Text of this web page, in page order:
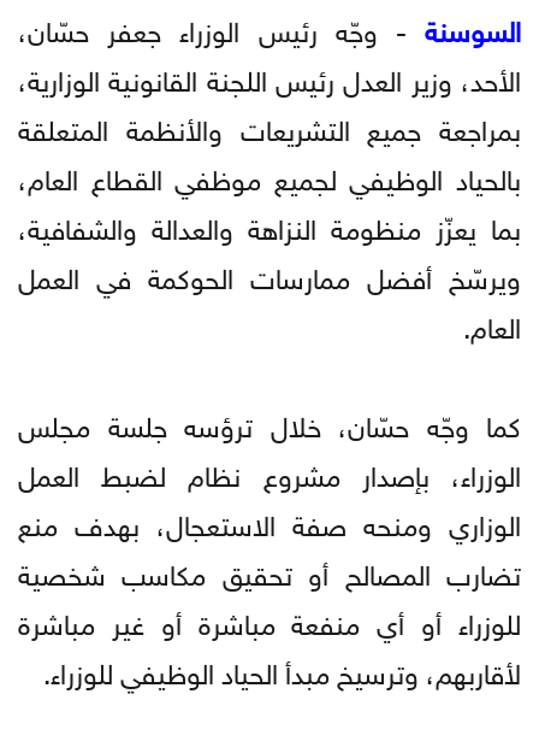
السوسنة - وجّه رئيس الوزراء جعفر حسّان،
الأحد، وزير العدل رئيس اللجنة القانونية الوزارية،
بمراجعة جميع التشريعات والأنظمة المتعلقة
بالحياد الوظيفي لجميع موظفي القطاع العام،
بما يعزّز منظومة النزاهة والعدالة والشفافية،
ويرسّخ أفضل ممارسات الحوكمة في العمل
العام.
كما وجّه حسّان، خلال ترؤسه جلسة مجلس
الوزراء، بإصدار مشروع نظام لضبط العمل
الوزاري ومنحه صفة الاستعجال، بهدف منع
تضارب المصالح أو تحقيق مكاسب شخصية
للوزراء أو أي منفعة مباشرة أو غير مباشرة
لأقاربهم، وترسيخ مبدأ الحياد الوظيفي للوزراء.